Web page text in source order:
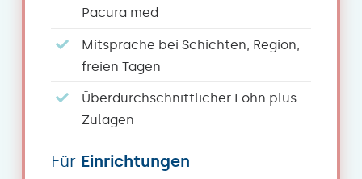
Pacura med
Mitsprache bei Schichten, Region,
freien Tagen
Überdurchschnittlicher Lohn plus
Zulagen
Für Einrichtungen